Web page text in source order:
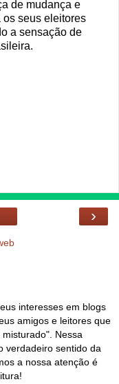
de mudança e
os seus eleitores
a sensação de
›
interesses em blogs
amigos e leitores que
Nessa
verdadeiro sentido da
a nossa atenção é